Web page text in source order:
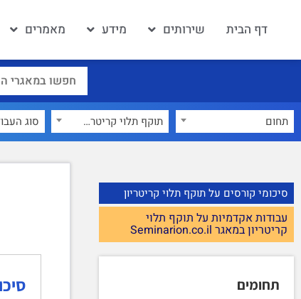
דף הבית שירותים מידע מאמרים
תחום תוקף תלוי קריטריון
סיכומי קורסים על תוקף תלוי קריטריון
עבודות אקדמיות על תוקף תלוי
קריטריון במאגר Seminarion.co.il
תחומים